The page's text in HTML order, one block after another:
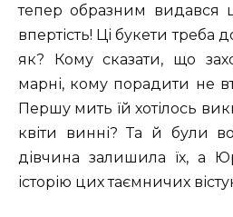
тепер образним видався
впертість! Ці букети треба
як? Кому сказати, що
марні, кому порадити не
Першу мить їй хотілось
квіти винні? Та й були
дівчина залишила їх, а
історію цих таємничих